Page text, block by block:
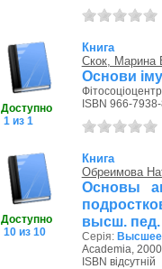
Доступно
1 из 1
Книга
Скок, Марина
Основи
ISBN 966-
Доступно
10 из 10
Книга
Обреимова
Основы
высш. пед.
Серія: Высшее
Academia,
ISBN відсутній